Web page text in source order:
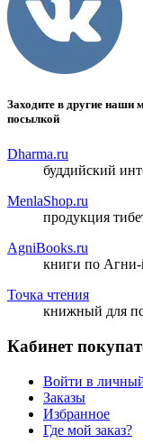
Заходите в другие наши
посылкой
Dharma.ru
буддийский
MenlaShop.ru
продукция
AgniBooks.ru
книги по Агни-
Точка чтения
книжный для
Кабинет
Войти в
Заказы
Избранное
Где мой заказ?